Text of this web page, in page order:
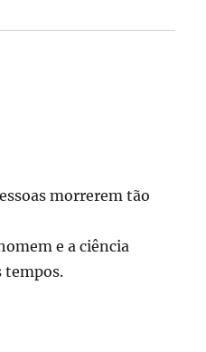
morrerem tão
e a ciência
tempos.